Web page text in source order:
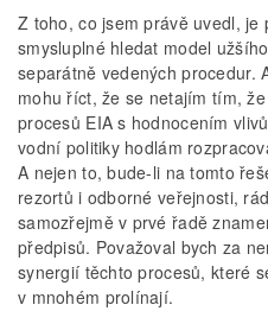
Z toho, co jsem právě uvedl, je
smysluplné hledat model
separátně vedených procedur.
mohu říct, že se netajím tím,
procesů EIA s hodnocením
vodní politiky hodlám
A nejen to, bude-li na tomto
rezortů i odborné veřejnosti,
samozřejmě v prvé řadě
předpisů. Považoval bych za
synergií těchto procesů, které
v mnohém prolínají.